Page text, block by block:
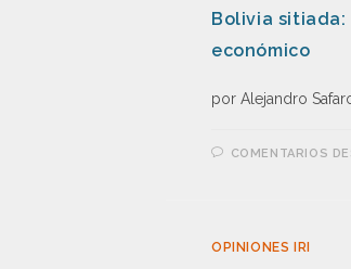
Bolivia sitiada:
económico
por Alejandro
COMENTARIOS
OPINIONES IRI